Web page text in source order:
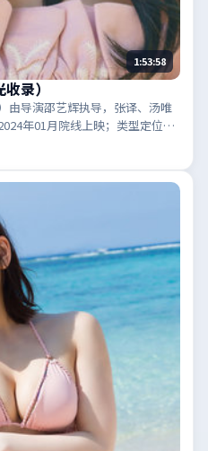
1:53:58
录）
由导演邵艺辉执导，张译、汤唯
年01月院线上映；类型定位为
适合检索「韩国惊悚」「2024